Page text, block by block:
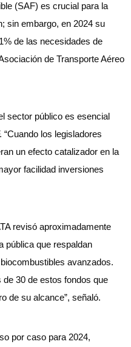
(SAF) es crucial para la
sin embargo, en 2024 su
de las necesidades de
de Transporte Aéreo
sector público es esencial
los legisladores
un efecto catalizador en la
facilidad inversiones
revisó aproximadamente
pública que respaldan
avanzados.
de 30 de estos fondos que
de su alcance”, señaló.
por caso para 2024,